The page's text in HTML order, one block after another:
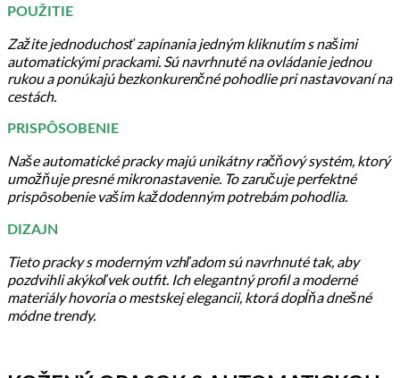
POUŽITIE
Zažite jednoduchosť zapínania jedným kliknutím s našimi
automatickými prackami. Sú navrhnuté na ovládanie jednou
rukou a ponúkajú bezkonkurenčné pohodlie pri nastavovaní na
cestách.
PRISPÔSOBENIE
Naše automatické pracky majú unikátny račňový systém, ktorý
umožňuje presné mikronastavenie. To zaručuje perfektné
prispôsobenie vašim každodenným potrebám pohodlia.
DIZAJN
Tieto pracky s moderným vzhľadom sú navrhnuté tak, aby
pozdvihli akýkoľvek outfit. Ich elegantný profil a moderné
materiály hovoria o mestskej elegancii, ktorá dopĺňa dnešné
módne trendy.